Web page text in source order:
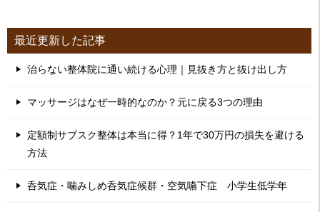
最近更新した記事
治らない整体院に通い続ける心理｜見抜き方と抜け出し方
マッサージはなぜ一時的なのか？元に戻る3つの理由
定額制サブスク整体は本当に得？1年で30万円の損失を避ける
方法
呑気症・噛みしめ呑気症候群・空気嚥下症 小学生低学年